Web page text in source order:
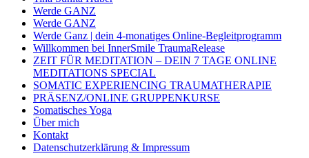
Werde GANZ
Werde GANZ
Werde Ganz | dein 4-monatiges Online-Begleitprogramm
Willkommen bei InnerSmile TraumaRelease
ZEIT FÜR MEDITATION – DEIN 7 TAGE ONLINE
MEDITATIONS SPECIAL
SOMATIC EXPERIENCING TRAUMATHERAPIE
PRÄSENZ/ONLINE GRUPPENKURSE
Somatisches Yoga
Über mich
Kontakt
Datenschutzerklärung & Impressum